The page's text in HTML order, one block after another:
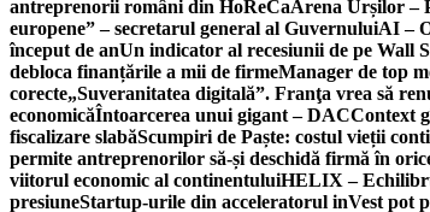
antreprenorii români din HoReCaArena Urșilor –
europene” – secretarul general al GuvernuluiAI –
început de anUn indicator al recesiunii de pe Wall
debloca finanțările a mii de firmeManager de top
corecte„Suveranitatea digitală”. Franţa vrea să
economicăÎntoarcerea unui gigant – DACContext
fiscalizare slabăScumpiri de Paște: costul vieții
permite antreprenorilor să-și deschidă firmă în
viitorul economic al continentuluiHELIX –
presiuneStartup-urile din acceleratorul inVest pot